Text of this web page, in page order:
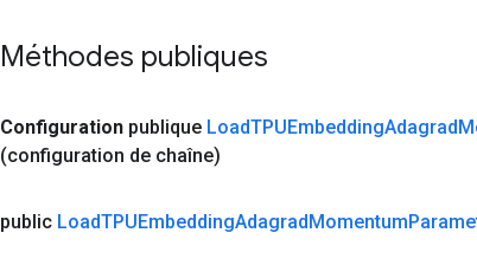
Méthodes publiques
Configuration publique LoadTPUEmbeddingAdagrad
(configuration de chaîne)
public LoadTPUEmbeddingAdagradMomentum